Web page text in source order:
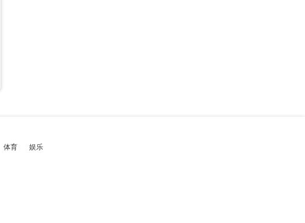
体育 娱乐